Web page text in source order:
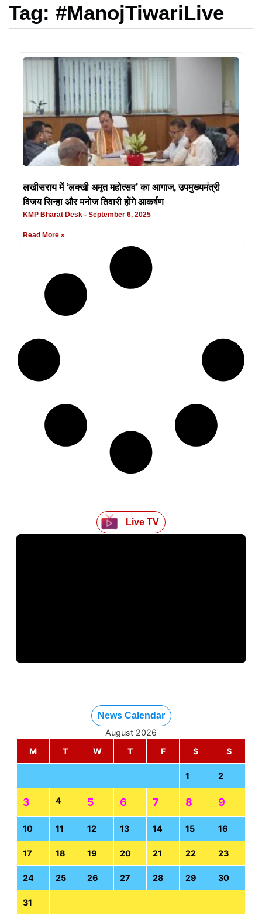
Tag: #ManojTiwariLive
लखीसराय में ‘लक्खी अमृत महोत्सव’ का आगाज, उपमुख्यमंत्री
विजय सिन्हा और मनोज तिवारी होंगे आकर्षण
KMP Bharat Desk September 6, 2025
Read More »
Live TV
News Calendar
August 2026
M
T W T F S S
1 2
3 4 5 6 7 8 9
10 11 12 13 14 15 16
17 18 19 20 21 22 23
24 25 26 27 28 29 30
31